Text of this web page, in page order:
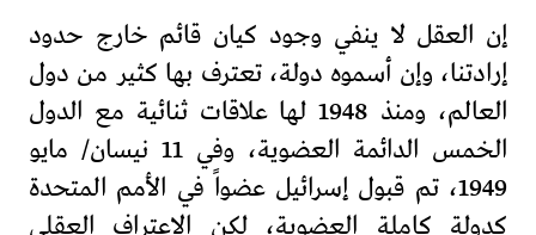
إن العقل لا ينفي وجود كيان قائم خارج حدود
إرادتنا، وإن أسموه دولة، تعترف بها كثير من دول
العالم، ومنذ 1948 لها علاقات ثنائية مع الدول
الخمس الدائمة العضوية، وفي 11 نيسان/ مايو
1949، تم قبول إسرائيل عضواً في الأمم المتحدة